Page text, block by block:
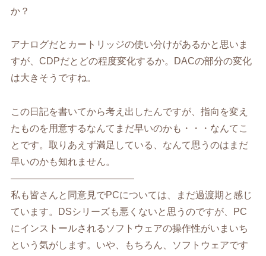
か？
アナログだとカートリッジの使い分けがあるかと思いま
すが、CDPだとどの程度変化するか。DACの部分の変化
は大きそうですね。
この日記を書いてから考え出したんですが、指向を変え
たものを用意するなんてまだ早いのかも・・・なんてこ
とです。取りあえず満足している、なんて思うのはまだ
早いのかも知れません。
—————————————
私も皆さんと同意見でPCについては、まだ過渡期と感じ
ています。DSシリーズも悪くないと思うのですが、PC
にインストールされるソフトウェアの操作性がいまいち
という気がします。いや、もちろん、ソフトウェアです